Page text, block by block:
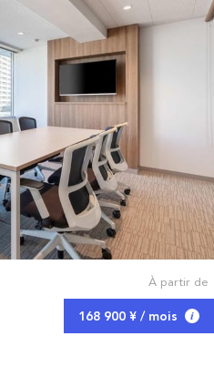
À partir de
168 900 ¥ / mois